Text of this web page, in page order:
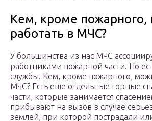
Кем, кроме
работать в МЧС?
У большинства из нас МЧС
работниками пожарной части. Но
службы. Кем, кроме пожарного,
МЧС? Есть еще отдельные горные
части, которые занимается
прибывают на вызов в случае
землей, при которой пострадали